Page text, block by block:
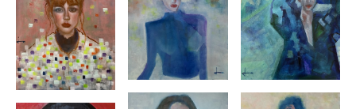
クスナミキ・ギャラリーkou kakiharaと「 E=art2」開催
2022年
宮崎県日南市 ギャラリー化みずき初個展